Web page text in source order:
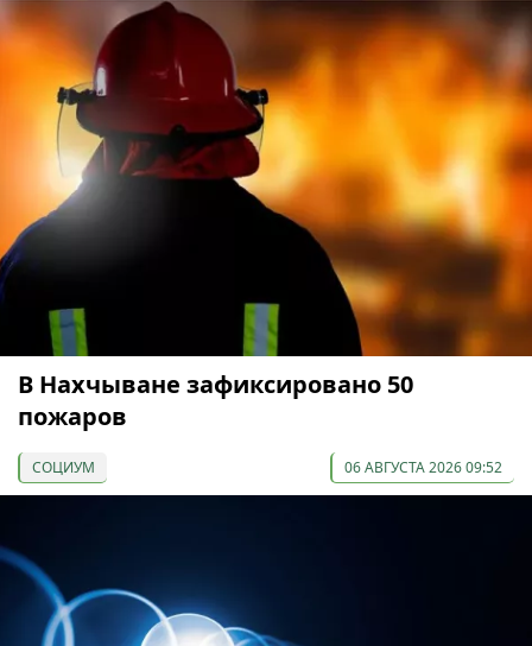
В Нахчыване зафиксировано 50
пожаров
СОЦИУМ 06 АВГУСТА 2026 09:52